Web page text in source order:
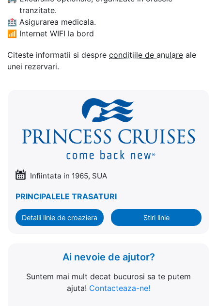
tranzitate.
🏥 Asigurarea medicala.
📶 Internet WIFI la bord
Citeste informatii si despre conditiile de anulare ale
unei rezervari.
Infiintata in 1965, SUA
PRINCIPALELE TRASATURI
Detalii linie de croaziera Stiri linie
Ai nevoie de ajutor?
Suntem mai mult decat bucurosi sa te putem
ajuta! Contacteaza-ne!